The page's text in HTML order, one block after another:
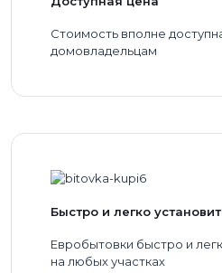
Стоимость вполне
домовладельцам
Быстро и легко
Евробытовки быстро и
на любых участках